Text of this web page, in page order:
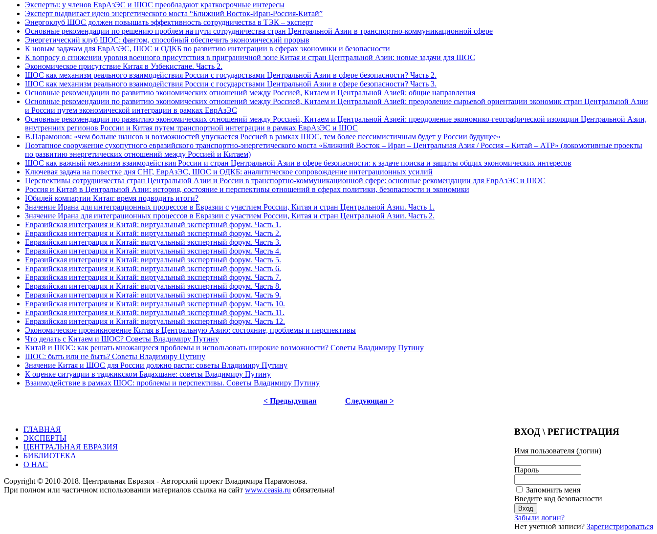
Эксперты: у членов ЕврАзЭС и ШОС преобладают краткосрочные интересы
Эксперт выдвигает идею энергетического моста “Ближний Восток-Иран-Россия-Китай”
Энергоклуб ШОС должен повышать эффективность сотрудничества в ТЭК – эксперт
Основные рекомендации по решению проблем на пути сотрудничества стран Центральной Азии в транспортно-коммуникационной сфере
Энергетический клуб ШОС: фантом, способный обеспечить экономический прорыв
К новым задачам для ЕврАзЭС, ШОС и ОДКБ по развитию интеграции в сферах экономики и безопасности
К вопросу о снижении уровня военного присутствия в приграничной зоне Китая и стран Центральной Азии: новые задачи для ШОС
Экономическое присутствие Китая в Узбекистане. Часть 2.
ШОС как механизм реального взаимодействия России с государствами Центральной Азии в сфере безопасности? Часть 2.
ШОС как механизм реального взаимодействия России с государствами Центральной Азии в сфере безопасности? Часть 3.
Основные рекомендации по развитию экономических отношений между Россией, Китаем и Центральной Азией: общие направления
Основные рекомендации по развитию экономических отношений между Россией, Китаем и Центральной Азией: преодоление сырьевой ориентации экономик стран Центральной Азии
и России путем экономической интеграции в рамках ЕврАзЭС
Основные рекомендации по развитию экономических отношений между Россией, Китаем и Центральной Азией: преодоление экономико-географической изоляции Центральной Азии,
внутренних регионов России и Китая путем транспортной интеграции в рамках ЕврАзЭС и ШОС
В.Парамонов: «чем больше шансов и возможностей упускается Россией в рамках ШОС, тем более пессимистичным будет у России будущее»
Поэтапное сооружение сухопутного евразийского транспортно-энергетического моста «Ближний Восток – Иран – Центральная Азия / Россия – Китай – АТР» (локомотивные проекты
по развитию энергетических отношений между Россией и Китаем)
ШОС как важный механизм взаимодействия России и стран Центральной Азии в сфере безопасности: к задаче поиска и защиты общих экономических интересов
Ключевая задача на повестке дня СНГ, ЕврАзЭС, ШОС и ОДКБ: аналитическое сопровождение интеграционных усилий
Перспективы сотрудничества стран Центральной Азии и России в транспортно-коммуникационной сфере: основные рекомендации для ЕврАзЭС и ШОС
Россия и Китай в Центральной Азии: история, состояние и перспективы отношений в сферах политики, безопасности и экономики
Юбилей компартии Китая: время подводить итоги?
Значение Ирана для интеграционных процессов в Евразии с участием России, Китая и стран Центральной Азии. Часть 1.
Значение Ирана для интеграционных процессов в Евразии с участием России, Китая и стран Центральной Азии. Часть 2.
Евразийская интеграция и Китай: виртуальный экспертный форум. Часть 1.
Евразийская интеграция и Китай: виртуальный экспертный форум. Часть 2.
Евразийская интеграция и Китай: виртуальный экспертный форум. Часть 3.
Евразийская интеграция и Китай: виртуальный экспертный форум. Часть 4.
Евразийская интеграция и Китай: виртуальный экспертный форум. Часть 5.
Евразийская интеграция и Китай: виртуальный экспертный форум. Часть 6.
Евразийская интеграция и Китай: виртуальный экспертный форум. Часть 7.
Евразийская интеграция и Китай: виртуальный экспертный форум. Часть 8.
Евразийская интеграция и Китай: виртуальный экспертный форум. Часть 9.
Евразийская интеграция и Китай: виртуальный экспертный форум. Часть 10.
Евразийская интеграция и Китай: виртуальный экспертный форум. Часть 11.
Евразийская интеграция и Китай: виртуальный экспертный форум. Часть 12.
Экономическое проникновение Китая в Центральную Азию: состояние, проблемы и перспективы
Что делать с Китаем и ШОС? Советы Владимиру Путину
Китай и ШОС: как решать множащиеся проблемы и использовать широкие возможности? Советы Владимиру Путину
ШОС: быть или не быть? Советы Владимиру Путину
Значение Китая и ШОС для России должно расти: советы Владимиру Путину
К оценке ситуации в таджикском Бадахшане: советы Владимиру Путину
Взаимодействие в рамках ШОС: проблемы и перспективы. Советы Владимиру Путину
< Предыдущая Следующая >
ВХОД \ РЕГИСТРАЦИЯ
Имя пользователя (логин)
Пароль
Запомнить меня
Введите код безопасности
Забыли логин?
Нет учетной записи? Зарегистрироваться
ГЛАВНАЯ
ЭКСПЕРТЫ
ЦЕНТРАЛЬНАЯ ЕВРАЗИЯ
БИБЛИОТЕКА
О НАС
Copyright © 2010-2018. Центральная Евразия - Авторский проект Владимира Парамонова.
При полном или частичном использовании материалов ссылка на сайт www.ceasia.ru обязательна!